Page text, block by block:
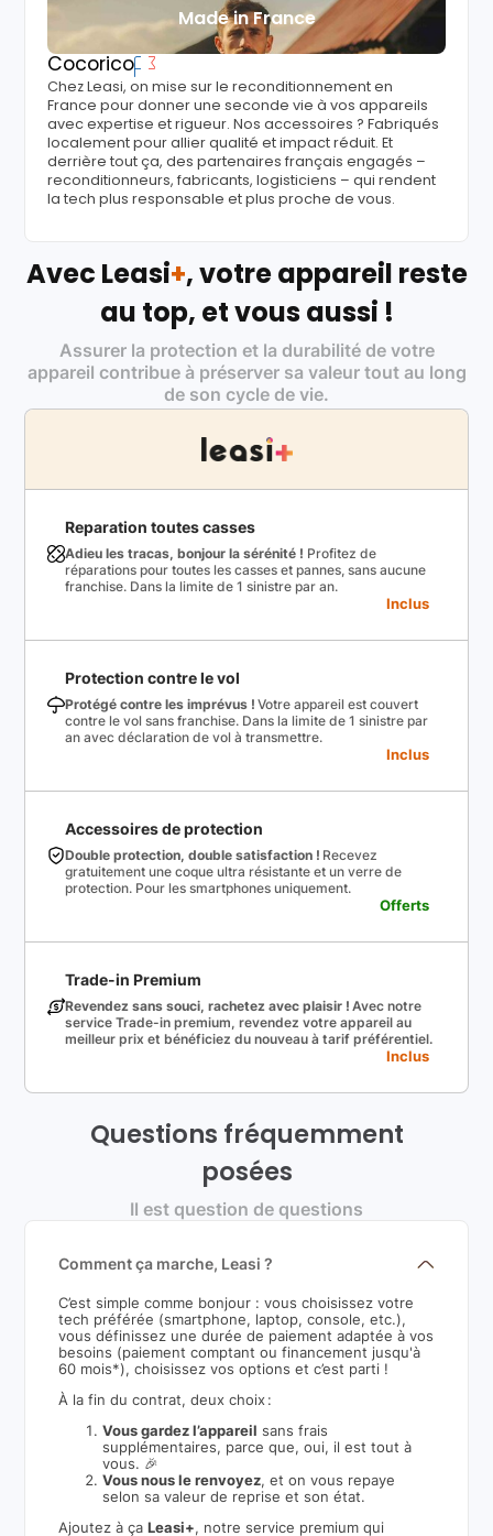
Made in France
Cocorico
Chez Leasi, on mise sur le reconditionnement en
France pour donner une seconde vie à vos appareils
avec expertise et rigueur. Nos accessoires ? Fabriqués
localement pour allier qualité et impact réduit. Et
derrière tout ça, des partenaires français engagés –
reconditionneurs, fabricants, logisticiens – qui rendent
la tech plus responsable et plus proche de vous.
Avec Leasi+, votre appareil reste
au top, et vous aussi !
Assurer la protection et la durabilité de votre
appareil contribue à préserver sa valeur tout au long
de son cycle de vie.
Reparation toutes casses
Adieu les tracas, bonjour la sérénité ! Profitez de
réparations pour toutes les casses et pannes, sans aucune
franchise. Dans la limite de 1 sinistre par an.
Inclus
Protection contre le vol
Protégé contre les imprévus ! Votre appareil est couvert
contre le vol sans franchise. Dans la limite de 1 sinistre par
an avec déclaration de vol à transmettre.
Inclus
Accessoires de protection
Double protection, double satisfaction ! Recevez
gratuitement une coque ultra résistante et un verre de
protection. Pour les smartphones uniquement.
Offerts
Trade-in Premium
Revendez sans souci, rachetez avec plaisir ! Avec notre
service Trade-in premium, revendez votre appareil au
meilleur prix et bénéficiez du nouveau à tarif préférentiel.
Inclus
Questions fréquemment
posées
Il est question de questions
Comment ça marche, Leasi ?
C’est simple comme bonjour : vous choisissez votre
tech préférée (smartphone, laptop, console, etc.),
vous définissez une durée de paiement adaptée à vos
besoins (paiement comptant ou financement jusqu'à
60 mois*), choisissez vos options et c’est parti !
À la fin du contrat, deux choix :
Vous gardez l’appareil sans frais
supplémentaires, parce que, oui, il est tout à
vous. 🎉
Vous nous le renvoyez, et on vous repaye
selon sa valeur de reprise et son état.
Ajoutez à ça Leasi+, notre service premium qui